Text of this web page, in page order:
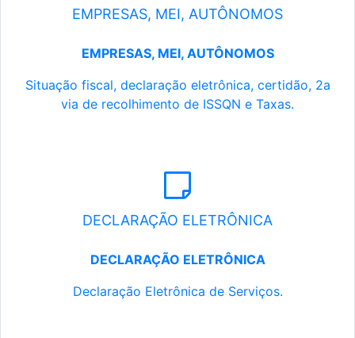
EMPRESAS, MEI, AUTÔNOMOS
EMPRESAS, MEI, AUTÔNOMOS
Situação fiscal, declaração eletrônica, certidão, 2a
via de recolhimento de ISSQN e Taxas.
DECLARAÇÃO ELETRÔNICA
DECLARAÇÃO ELETRÔNICA
Declaração Eletrônica de Serviços.